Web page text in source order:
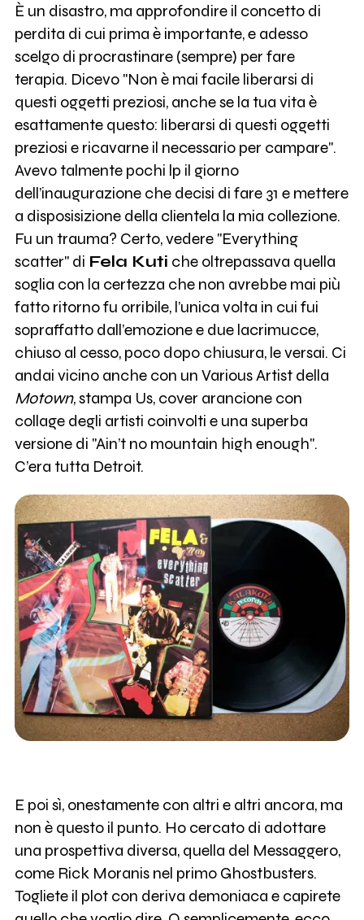
È un disastro, ma approfondire il concetto di
perdita di cui prima è importante, e adesso
scelgo di procrastinare (sempre) per fare
terapia. Dicevo "Non è mai facile liberarsi di
questi oggetti preziosi, anche se la tua vita è
esattamente questo: liberarsi di questi oggetti
preziosi e ricavarne il necessario per campare".
Avevo talmente pochi lp il giorno
dell’inaugurazione che decisi di fare 31 e mettere
a disposisizione della clientela la mia collezione.
Fu un trauma? Certo, vedere "Everything
scatter" di Fela Kuti che oltrepassava quella
soglia con la certezza che non avrebbe mai più
fatto ritorno fu orribile, l’unica volta in cui fui
sopraffatto dall’emozione e due lacrimucce,
chiuso al cesso, poco dopo chiusura, le versai. Ci
andai vicino anche con un Various Artist della
Motown, stampa Us, cover arancione con
collage degli artisti coinvolti e una superba
versione di "Ain’t no mountain high enough".
C’era tutta Detroit.
E poi sì, onestamente con altri e altri ancora, ma
non è questo il punto. Ho cercato di adottare
una prospettiva diversa, quella del Messaggero,
come Rick Moranis nel primo Ghostbusters.
Togliete il plot con deriva demoniaca e capirete